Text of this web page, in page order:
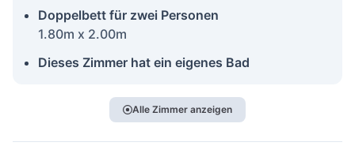
Doppelbett für zwei Personen
1.80m x 2.00m
Dieses Zimmer hat ein eigenes Bad
Alle Zimmer anzeigen